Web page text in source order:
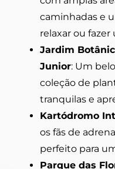
caminhadas e
relaxar ou
Jardim
Junior: Um
coleção de
tranquilas e
Kartódromo
os fãs de
perfeito para
Parque das